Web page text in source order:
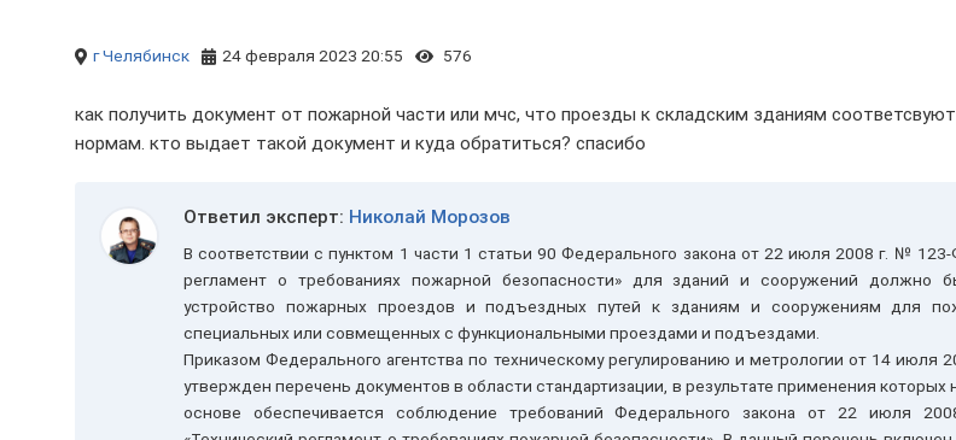
г Челябинск 24 февраля 2023 20:55 576
как получить документ от пожарной части или мчс, что проезды к складским зданиям
нормам. кто выдает такой документ и куда обратиться? спасибо
Ответил эксперт: Николай Морозов
В соответствии с пунктом 1 части 1 статьи 90 Федерального закона от 22 июля 2008 г. № 123-
регламент о требованиях пожарной безопасности» для зданий и сооружений должно
устройство пожарных проездов и подъездных путей к зданиям и сооружениям для
специальных или совмещенных с функциональными проездами и подъездами.
Приказом Федерального агентства по техническому регулированию и метрологии от 14 июля
утвержден перечень документов в области стандартизации, в результате применения которых
основе обеспечивается соблюдение требований Федерального закона от 22 июля